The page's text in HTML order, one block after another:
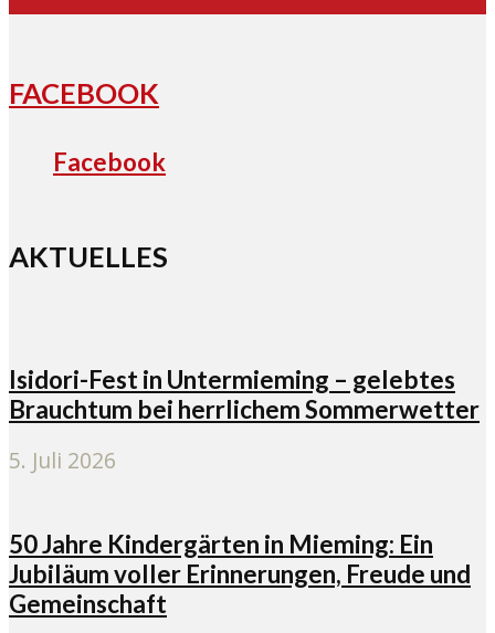
FACEBOOK
Facebook
AKTUELLES
Isidori-Fest in Untermieming – gelebtes
Brauchtum bei herrlichem Sommerwetter
5. Juli 2026
50 Jahre Kindergärten in Mieming: Ein
Jubiläum voller Erinnerungen, Freude und
Gemeinschaft